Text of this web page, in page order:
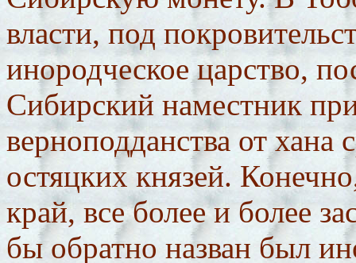
власти, под
инородческое царство,
Сибирский наместник
верноподданства от хана
остяцких князей.
край, все более и более
бы обратно назван был